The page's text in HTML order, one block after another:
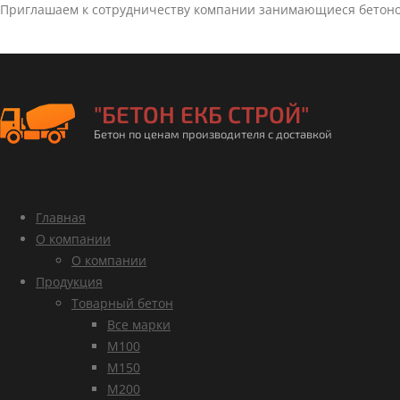
Приглашаем к сотрудничеству компании занимающиеся
"БЕТОН ЕКБ СТРОЙ"
Бетон по ценам производителя с доставкой
Главная
О компании
О компании
Продукция
Товарный бетон
Все марки
М100
М150
М200